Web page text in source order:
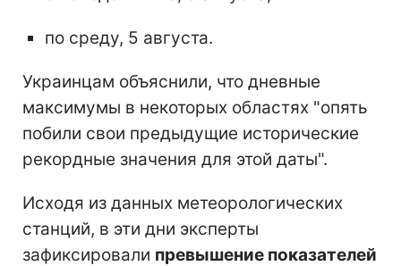
по среду, 5 августа.
Украинцам объяснили, что дневные
максимумы в некоторых областях "опять
побили свои предыдущие исторические
рекордные значения для этой даты".
Исходя из данных метеорологических
станций, в эти дни эксперты
зафиксировали превышение показателей